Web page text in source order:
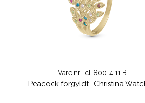
Vare nr.: cl-800-4.11.B
Peacock forgyldt | Christina